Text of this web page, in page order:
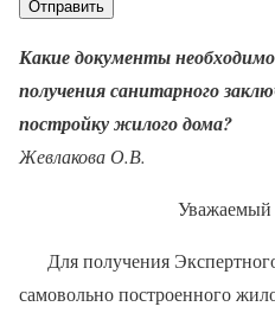
Какие документы
получения санитарного
постройку жилого дома?
Жевлакова О.В.
Уважаемый
Для получения
самовольно построенного